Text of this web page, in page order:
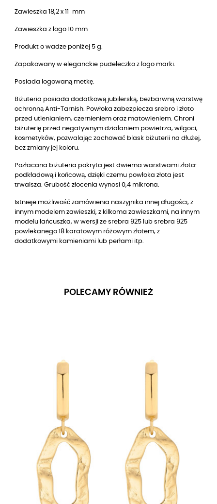
Zawieszka 18,2 x 11 mm
Zawieszka z logo 10 mm
Produkt o wadze poniżej 5 g.
Zapakowany w eleganckie pudełeczko z logo marki.
Posiada logowaną metkę.
Biżuteria posiada dodatkową jubilerską, bezbarwną warstwę
ochronną Anti-Tarnish. Powłoka zabezpiecza srebro i złoto
przed utlenianiem, czernieniem oraz matowieniem. Chroni
biżuterię przed negatywnym działaniem powietrza, wilgoci,
kosmetyków, pozwalając zachować blask biżuterii na dłużej,
bez zmiany jej koloru.
Pozłacana biżuteria pokryta jest dwiema warstwami złota:
podkładową i końcową, dzięki czemu powłoka złota jest
trwalsza. Grubość złocenia wynosi 0,4 mikrona.
Istnieje możliwość zamówienia naszyjnika innej długości, z
innym modelem zawieszki, z kilkoma zawieszkami, na innym
modelu łańcuszka, w wersji ze srebra 925 lub srebra 925
powlekanego 18 karatowym różowym złotem, z
dodatkowymi kamieniami lub perłami itp.
POLECAMY RÓWNIEŻ